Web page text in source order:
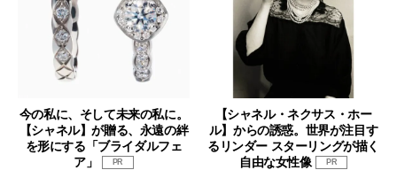
今の私に、そして未来の私に。
【シャネル】が贈る、永遠の絆
を形にする「ブライダルフェ
ア」
PR
【シャネル・ネクサス・ホー
ル】からの誘惑。世界が注目す
るリンダー スターリングが描く
自由な女性像
PR